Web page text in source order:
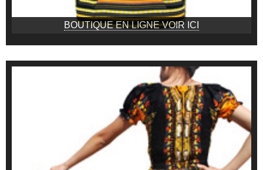
BOUTIQUE EN LIGNE VOIR ICI